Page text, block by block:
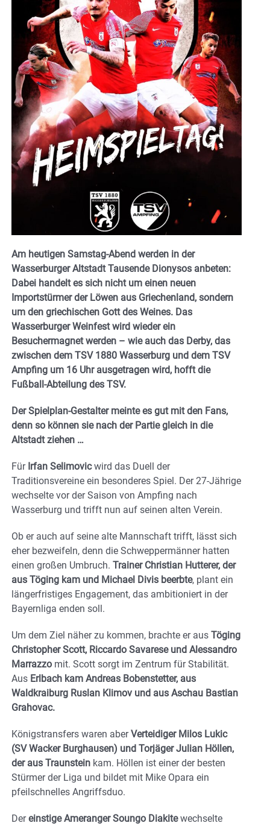
Am heutigen Samstag-Abend werden in der
Wasserburger Altstadt Tausende Dionysos anbeten:
Dabei handelt es sich nicht um einen neuen
Importstürmer der Löwen aus Griechenland, sondern
um den griechischen Gott des Weines. Das
Wasserburger Weinfest wird wieder ein
Besuchermagnet werden – wie auch das Derby, das
zwischen dem TSV 1880 Wasserburg und dem TSV
Ampfing um 16 Uhr ausgetragen wird, hofft die
Fußball-Abteilung des TSV.
Der Spielplan-Gestalter meinte es gut mit den Fans,
denn so können sie nach der Partie gleich in die
Altstadt ziehen …
Für Irfan Selimovicwird das Duell der
Traditionsvereine ein besonderes Spiel. Der 27-Jährige
wechselte vor der Saison von Ampfing nach
Wasserburg und trifft nun auf seinen alten Verein.
Ob er auch auf seine alte Mannschaft trifft, lässt sich
eher bezweifeln, denn die Schweppermänner hatten
einen großen Umbruch. Trainer Christian Hutterer, der
aus Töging kam und Michael Divis beerbte, plant ein
längerfristiges Engagement, das ambitioniert in der
Bayernliga enden soll.
Um dem Ziel näher zu kommen, brachte er aus Töging
Christopher Scott, Riccardo Savarese und Alessandro
Marrazzo mit. Scott sorgt im Zentrum für Stabilität.
Aus Erlbach kam Andreas Bobenstetter, aus
Waldkraiburg Ruslan Klimov und aus Aschau Bastian
Grahovac.
Königstransfers waren aberVerteidiger Milos Lukic
(SV Wacker Burghausen) und Torjäger Julian Höllen,
der aus Traunstein kam. Höllen ist einer der besten
Stürmer der Liga und bildet mit Mike Opara ein
pfeilschnelles Angriffsduo.
Dereinstige Ameranger Soungo Diakitewechselte